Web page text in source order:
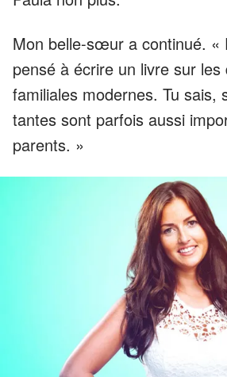
Mon belle-sœur a continué. «
pensé à écrire un livre sur les
familiales modernes. Tu sais,
tantes sont parfois aussi
parents. »